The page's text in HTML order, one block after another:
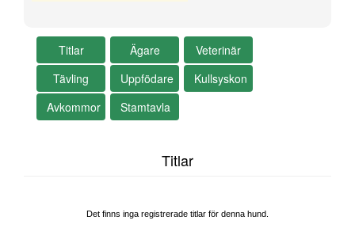
Titlar
Det finns inga registrerade titlar för denna hund.